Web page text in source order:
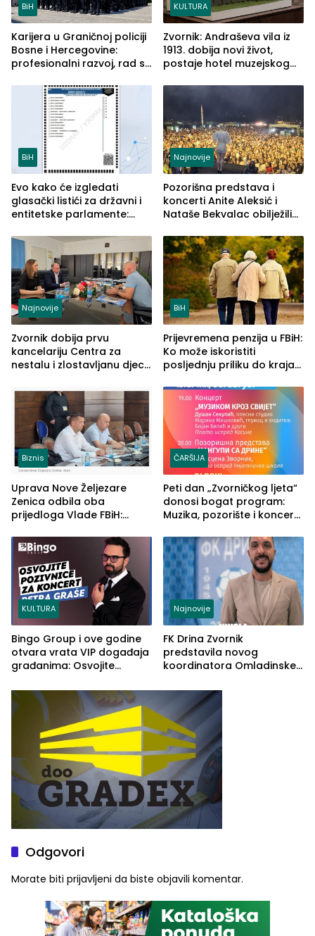
BiH
Karijera u Graničnoj policiji
Bosne i Hercegovine:
profesionalni razvoj, rad sa
služba građanima
KULTURA
Zvornik: Andraševa vila iz
1913. dobija novi život,
postaje hotel muzejskog
BiH
Evo kako će izgledati
glasački listići za državni i
entitetske parlamente:
vidljive na njima
Najnovije
Pozorišna predstava i
koncerti Anite Aleksić i
Nataše Bekvalac obilježili
ljeta (FOTO)
Najnovije
Zvornik dobija prvu
kancelariju Centra za
nestalu i zlostavljanu djecu
BiH
Prijevremena penzija u FBiH:
Ko može iskoristiti
posljednju priliku do kraja
Biznis
Uprava Nove Željezare
Zenica odbila oba
prijedloga Vlade FBiH:
rješenje
ČARŠIJA
Peti dan „Zvorničkog ljeta“
donosi bogat program:
Muzika, pozorište i koncert
KULTURA
Bingo Group i ove godine
otvara vrata VIP događaja
građanima: Osvojite
Graše
Najnovije
FK Drina Zvornik
predstavila novog
koordinatora Omladinske
Odgovori
Morate biti prijavljeni da biste objavili komentar.